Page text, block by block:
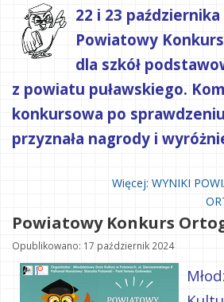
22 i 23 października
Powiatowy
dla szkół
z powiatu puławskiego.
konkursowa po
przyznała nagrody i
Więcej: WYNIKI
Powiatowy Konkurs
Opublikowano: 17 październik 2024